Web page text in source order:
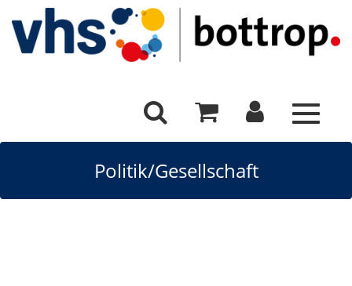
Toggle
Politik/Gesellschaft